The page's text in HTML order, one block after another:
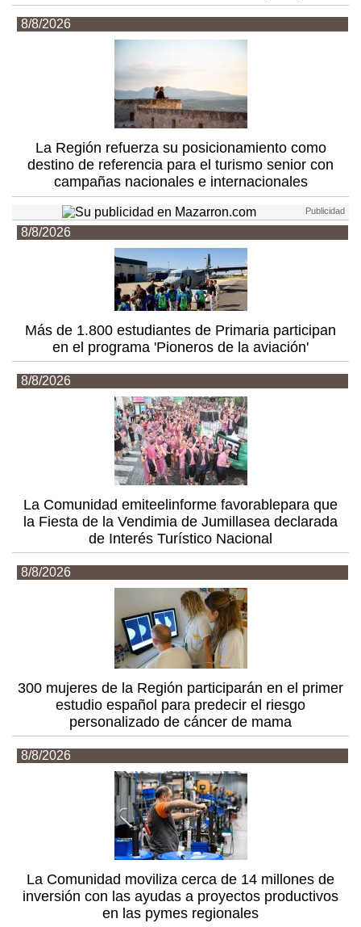
8/8/2026
La Región refuerza su posicionamiento como
destino de referencia para el turismo senior con
campañas nacionales e internacionales
8/8/2026
Más de 1.800 estudiantes de Primaria participan
en el programa 'Pioneros de la aviación'
8/8/2026
La Comunidad emiteelinforme favorablepara que
la Fiesta de la Vendimia de Jumillasea declarada
de Interés Turístico Nacional
8/8/2026
300 mujeres de la Región participarán en el primer
estudio español para predecir el riesgo
personalizado de cáncer de mama
8/8/2026
La Comunidad moviliza cerca de 14 millones de
inversión con las ayudas a proyectos productivos
en las pymes regionales